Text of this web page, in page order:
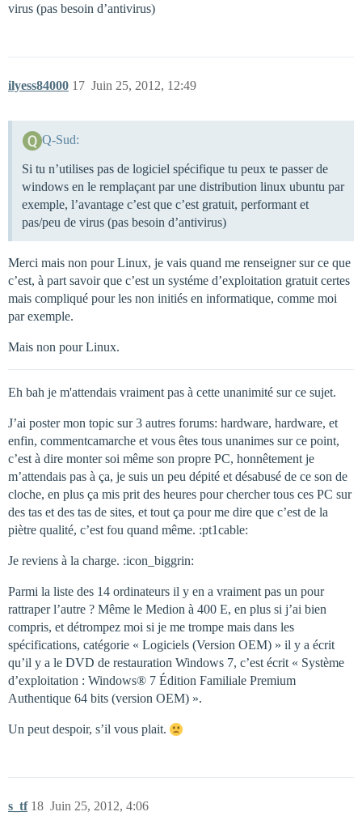
virus (pas besoin d’antivirus)
ilyess84000 Juin 25, 2012, 12:49
17
Q-Sud:
Si tu n’utilises pas de logiciel spécifique tu peux te passer de
windows en le remplaçant par une distribution linux ubuntu par
exemple, l’avantage c’est que c’est gratuit, performant et
pas/peu de virus (pas besoin d’antivirus)
Merci mais non pour Linux, je vais quand me renseigner sur ce que
c’est, à part savoir que c’est un systéme d’exploitation gratuit certes
mais compliqué pour les non initiés en informatique, comme moi
par exemple.
Mais non pour Linux.
Eh bah je m'attendais vraiment pas à cette unanimité sur ce sujet.
J’ai poster mon topic sur 3 autres forums: hardware, hardware, et
enfin, commentcamarche et vous êtes tous unanimes sur ce point,
c’est à dire monter soi même son propre PC, honnêtement je
m’attendais pas à ça, je suis un peu dépité et désabusé de ce son de
cloche, en plus ça mis prit des heures pour chercher tous ces PC sur
des tas et des tas de sites, et tout ça pour me dire que c’est de la
piètre qualité, c’est fou quand même. :pt1cable:
Je reviens à la charge. :icon_biggrin:
Parmi la liste des 14 ordinateurs il y en a vraiment pas un pour
rattraper l’autre ? Même le Medion à 400 E, en plus si j’ai bien
compris, et détrompez moi si je me trompe mais dans les
spécifications, catégorie « Logiciels (Version OEM) » il y a écrit
qu’il y a le DVD de restauration Windows 7, c’est écrit « Système
d’exploitation : Windows® 7 Édition Familiale Premium
Authentique 64 bits (version OEM) ».
Un peut despoir, s’il vous plait.
s_tf Juin 25, 2012, 4:06
18